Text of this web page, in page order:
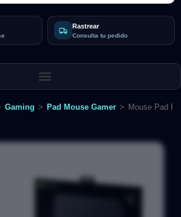
Rastrear
Consulta tu pedido
Gaming > Pad Mouse Gamer > Mouse Pad